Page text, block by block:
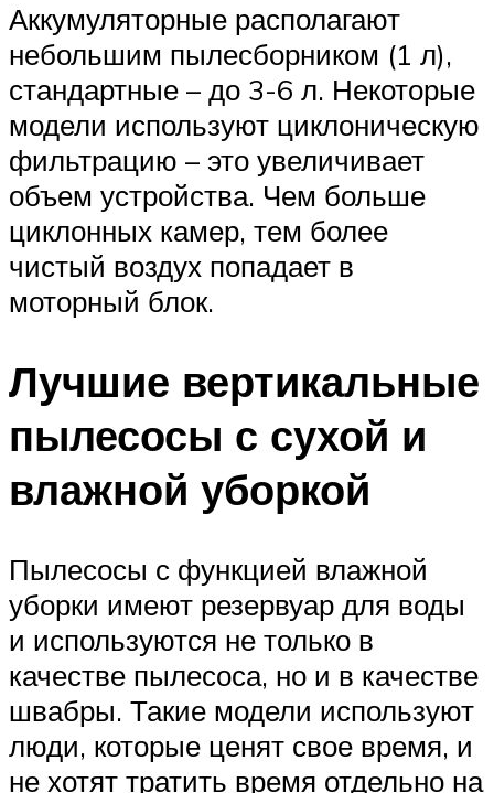
Аккумуляторные располагают
небольшим пылесборником (1 л),
стандартные – до 3-6 л. Некоторые
модели используют циклоническую
фильтрацию – это увеличивает
объем устройства. Чем больше
циклонных камер, тем более
чистый воздух попадает в
моторный блок.
Лучшие вертикальные
пылесосы с сухой и
влажной уборкой
Пылесосы с функцией влажной
уборки имеют резервуар для воды
и используются не только в
качестве пылесоса, но и в качестве
швабры. Такие модели используют
люди, которые ценят свое время, и
не хотят тратить время отдельно на